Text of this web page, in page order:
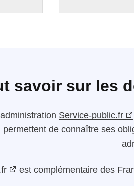
savoir sur les
Service-public.fr
de connaître ses
est complémentaire des